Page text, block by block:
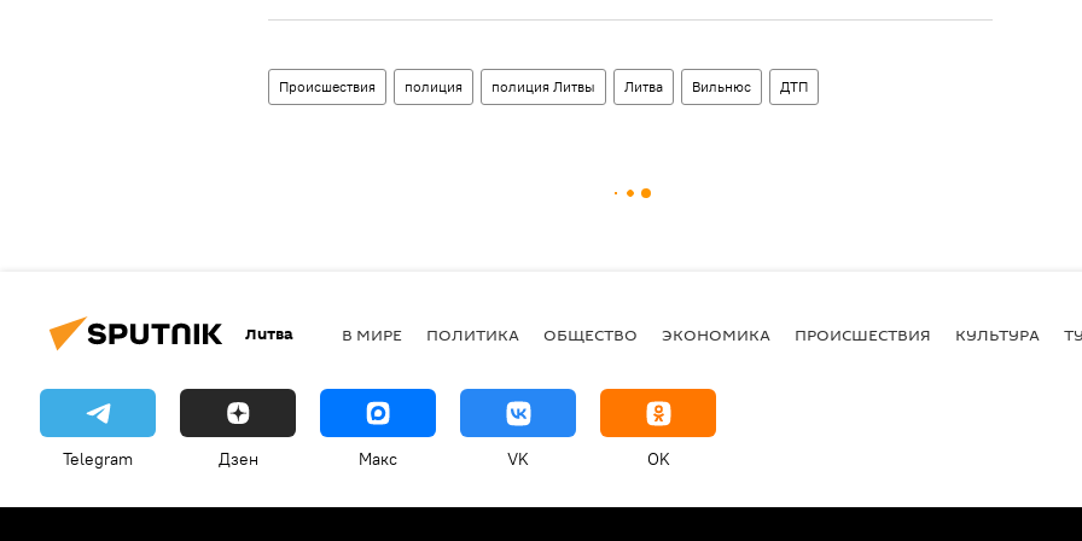
Происшествия полиция полиция Литвы Литва Вильнюс ДТП
Литва В МИРЕ ПОЛИТИКА ОБЩЕСТВО ЭКОНОМИКА ПРОИСШЕСТВИЯ КУЛЬТУРА
Telegram Дзен Макс VK OK